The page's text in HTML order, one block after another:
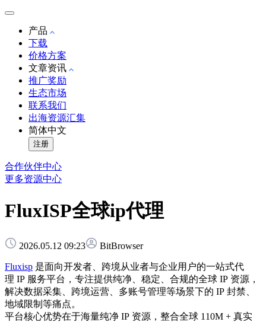
产品
下载
价格方案
文章资讯
推广奖励
生态市场
联系我们
出海资源汇集
简体中文
注册
合作伙伴中心
更多资源中心
FluxISP全球ip代理
2026.05.12 09:23 BitBrowser
Fluxisp 是面向开发者、跨境从业者与企业用户的一站式代
理 IP 服务平台，专注提供纯净、稳定、合规的全球 IP 资源，
解决数据采集、跨境运营、多账号管理等场景下的 IP 封禁、
地域限制等痛点。
平台核心优势在于海量纯净 IP 资源，整合全球 110M + 真实